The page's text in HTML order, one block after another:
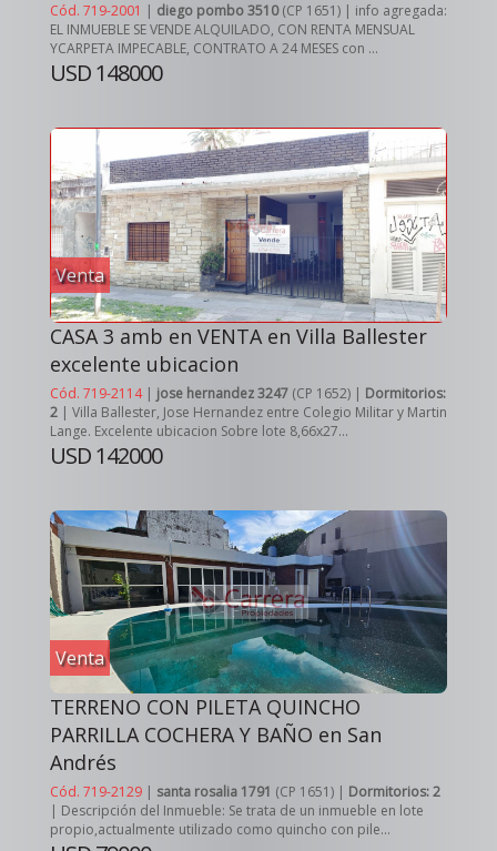
Cód. 719-2001 | diego pombo 3510(CP 1651) | info agregada:
EL INMUEBLE SE VENDE ALQUILADO, CON RENTA MENSUAL
YCARPETA IMPECABLE, CONTRATO A 24 MESES con ...
USD 148000
Venta
CASA 3 amb en VENTA en Villa Ballester
excelente ubicacion
Cód. 719-2114| jose hernandez 3247 (CP 1652) | Dormitorios:
2 | Villa Ballester, Jose Hernandez entre Colegio Militar y Martin
Lange. Excelente ubicacion Sobre lote 8,66x27...
USD 142000
Venta
TERRENO CON PILETA QUINCHO
PARRILLA COCHERA Y BAÑO en San
Andrés
Cód. 719-2129 | santa rosalia 1791 (CP 1651) | Dormitorios: 2
| Descripción del Inmueble: Se trata de un inmueble en lote
propio,actualmente utilizado como quincho con pile...